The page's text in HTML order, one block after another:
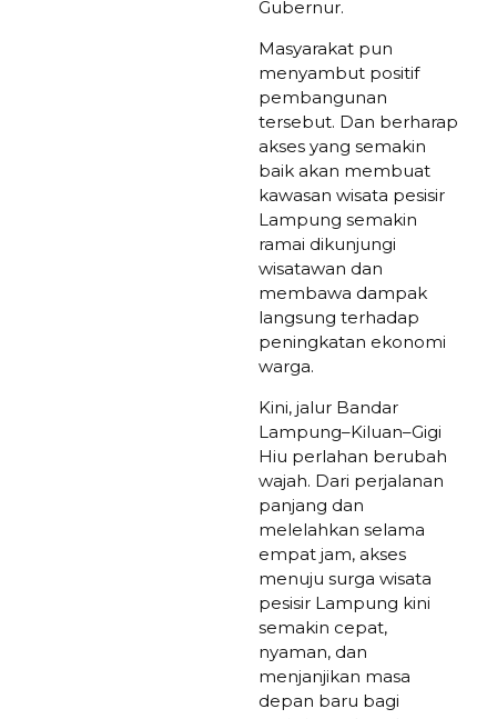
Gubernur.
Masyarakat pun
menyambut positif
pembangunan
tersebut. Dan berharap
akses yang semakin
baik akan membuat
kawasan wisata pesisir
Lampung semakin
ramai dikunjungi
wisatawan dan
membawa dampak
langsung terhadap
peningkatan ekonomi
warga.
Kini, jalur Bandar
Lampung–Kiluan–Gigi
Hiu perlahan berubah
wajah. Dari perjalanan
panjang dan
melelahkan selama
empat jam, akses
menuju surga wisata
pesisir Lampung kini
semakin cepat,
nyaman, dan
menjanjikan masa
depan baru bagi